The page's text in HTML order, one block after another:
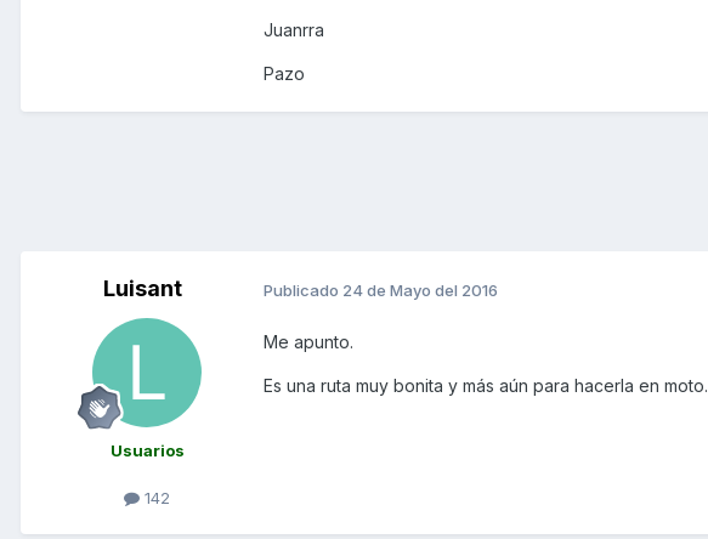
Juanrra
Pazo
Luisant
Usuarios
142
Publicado 24 de Mayo del 2016
Me apunto.
Es una ruta muy bonita y más aún para hacerla en moto.